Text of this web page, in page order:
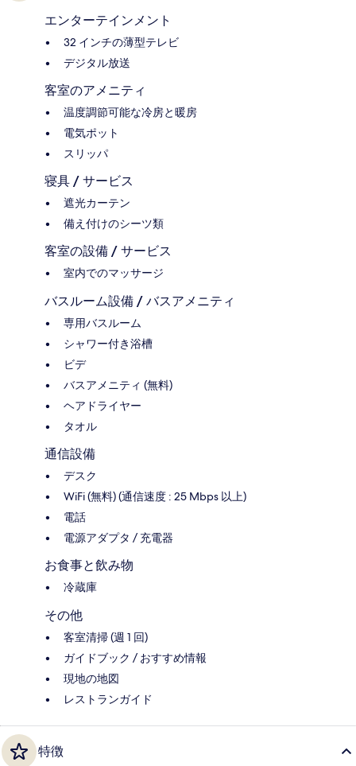
エンターテインメント
32 インチの薄型テレビ
デジタル放送
客室のアメニティ
温度調節可能な冷房と暖房
電気ポット
スリッパ
寝具 / サービス
遮光カーテン
備え付けのシーツ類
客室の設備 / サービス
室内でのマッサージ
バスルーム設備 / バスアメニティ
専用バスルーム
シャワー付き浴槽
ビデ
バスアメニティ (無料)
ヘアドライヤー
タオル
通信設備
デスク
WiFi (無料) (通信速度 : 25 Mbps 以上)
電話
電源アダプタ / 充電器
お食事と飲み物
冷蔵庫
その他
客室清掃 (週 1 回)
ガイドブック / おすすめ情報
現地の地図
レストランガイド
特徴